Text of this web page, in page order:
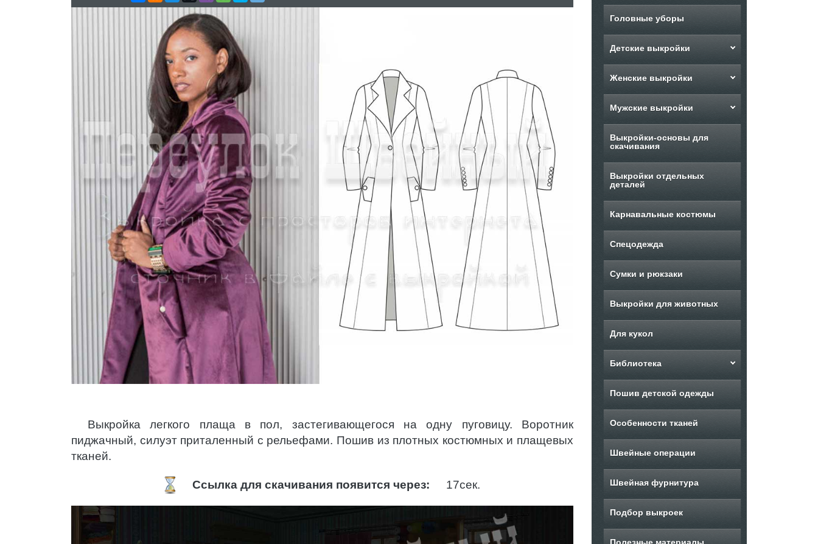
Выкройка легкого плаща в пол, застегивающегося на одну пуговицу. Воротник
пиджачный, силуэт приталенный с рельефами. Пошив из плотных костюмных и плащевых
тканей.
Ссылка для скачивания появится через: 15сек.
Головные уборы
Детские выкройки
Женские выкройки
Мужские выкройки
Выкройки-основы для
скачивания
Выкройки отдельных
деталей
Карнавальные костюмы
Спецодежда
Сумки и рюкзаки
Выкройки для животных
Для кукол
Библиотека
Пошив детской одежды
Особенности тканей
Швейные операции
Швейная фурнитура
Подбор выкроек